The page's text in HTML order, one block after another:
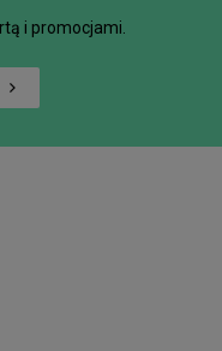
i promocjami.